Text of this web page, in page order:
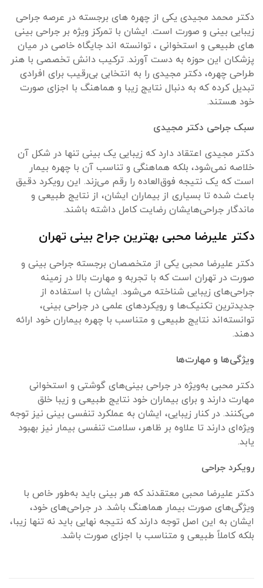
دکتر محمد مجیدی یکی از چهره های برجسته در عرصه جراحی
زیبایی بینی و صورت است. ایشان با تمرکز ویژه بر جراحی بینی
های طبیعی و استخوانی ، توانسته اند جایگاه خاصی در میان
پزشکان این حوزه به دست آورند. ترکیب دانش تخصصی با هنر
طراحی چهره، دکتر مجیدی را به انتخابی بی‌رقیب برای افرادی
تبدیل کرده که به دنبال نتایج زیبا و هماهنگ با اجزای صورت
خود هستند.
سبک جراحی دکتر مجیدی
دکتر مجیدی اعتقاد دارد که زیبایی یک بینی تنها در شکل آن
خلاصه نمی‌شود، بلکه هماهنگی و تناسب آن با چهره بیمار
است که یک نتیجه فوق‌العاده را رقم می‌زند. این رویکرد دقیق
باعث شده تا بسیاری از بیماران ایشان، از نتایج طبیعی و
ماندگار جراحی‌هایشان رضایت کامل داشته باشند.
دکتر علیرضا محبی بهترین جراح بینی تهران
دکتر علیرضا محبی یکی از متخصصان برجسته جراحی بینی و
صورت در تهران است که با تجربه و مهارت بالا در زمینه
جراحی‌های زیبایی شناخته می‌شود. ایشان با استفاده از
جدیدترین تکنیک‌ها و رویکردهای علمی در جراحی بینی،
توانسته‌اند نتایج طبیعی و متناسب با چهره بیماران خود ارائه
دهند.
ویژگی‌ها و مهارت‌ها
دکتر محبی به‌ویژه در جراحی بینی‌های گوشتی و استخوانی
مهارت دارند و برای بیماران خود نتایج طبیعی و زیبا خلق
می‌کنند. در کنار زیبایی، ایشان به عملکرد تنفسی بینی نیز توجه
ویژه‌ای دارند تا علاوه بر ظاهر، سلامت تنفسی بیمار نیز بهبود
یابد.
رویکرد جراحی
دکتر علیرضا محبی معتقدند که هر بینی باید به‌طور خاص با
ویژگی‌های صورت بیمار هماهنگ باشد. در جراحی‌های خود،
ایشان به این اصل توجه دارند که نتیجه نهایی باید نه تنها زیبا،
بلکه کاملاً طبیعی و متناسب با اجزای صورت باشد.